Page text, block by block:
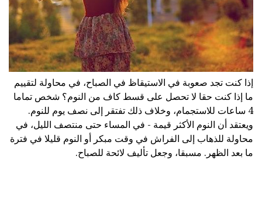
إذا كنت تجد صعوبة في الاستيقاظ في الصباح، في محاولة لتقييم
ما إذا كنت حقا لا تحصل على قسط كاف من النوم؟ شخص تماما
4 ساعات للاستجمام، وخلاف ذلك تفتقر إلى نصف يوم للنوم.
ويعتقد أن النوم الأكثر قيمة - في المساء حتى منتصف الليل، في
محاولة للذهاب إلى الفراش في وقت مبكر أو النوم قليلا في فترة
ما بعد الظهر. مسبقا، وجعل تأليف لائحة للصباح.